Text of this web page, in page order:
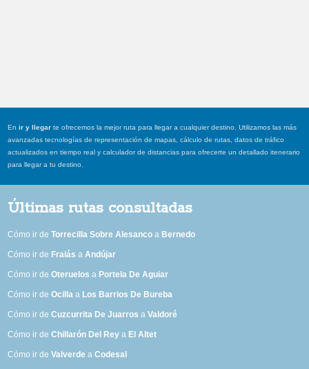
Enir y llegar te ofrecemos la mejor ruta para llegar a cualquier destino. Utilizamos las más
avanzadas tecnologías de representación de mapas, cálculo de rutas, datos de tráfico
actualizados en tiempo real y calculador de distancias para ofrecerte un detallado itenerario
para llegar a tu destino.
Últimas rutas consultadas
Cómo ir deTorrecilla Sobre Alesanco a Bernedo
Cómo ir de Fraiás aAndújar
Cómo ir deOteruelos a Portela De Aguiar
Cómo ir deOcilla a Los Barrios De Bureba
Cómo ir deCuzcurrita De Juarros aValdoré
Cómo ir deChillarón Del Rey a El Altet
Cómo ir deValverde aCodesal